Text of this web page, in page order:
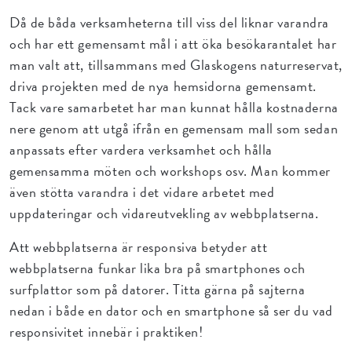
Då de båda verksamheterna till viss del liknar varandra
och har ett gemensamt mål i att öka besökarantalet har
man valt att, tillsammans med Glaskogens naturreservat,
driva projekten med de nya hemsidorna gemensamt.
Tack vare samarbetet har man kunnat hålla kostnaderna
nere genom att utgå ifrån en gemensam mall som sedan
anpassats efter vardera verksamhet och hålla
gemensamma möten och workshops osv. Man kommer
även stötta varandra i det vidare arbetet med
uppdateringar och vidareutvekling av webbplatserna.
Att webbplatserna är responsiva betyder att
webbplatserna funkar lika bra på smartphones och
surfplattor som på datorer. Titta gärna på sajterna
nedan i både en dator och en smartphone så ser du vad
responsivitet innebär i praktiken!